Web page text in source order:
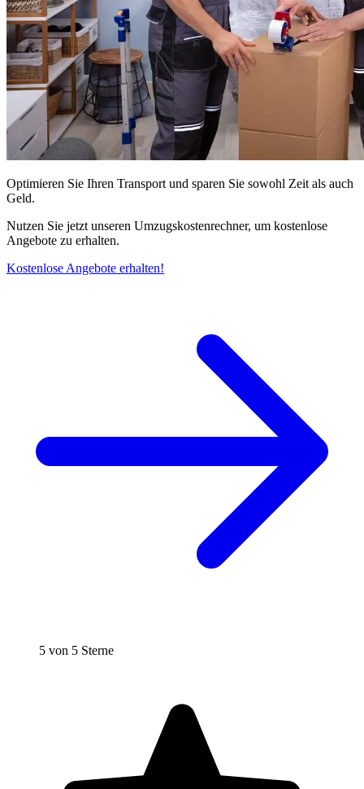
Optimieren Sie Ihren Transport und sparen Sie sowohl Zeit als auch
Geld.
Nutzen Sie jetzt unseren Umzugskostenrechner, um kostenlose
Angebote zu erhalten.
Kostenlose Angebote erhalten!
5 von 5 Sterne